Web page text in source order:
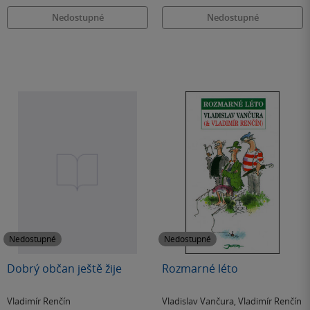
Nedostupné Nedostupné
Nedostupné
Dobrý občan ještě žije
Vladimír Renčín
Nedostupné
Rozmarné léto
Vladislav Vančura, Vladimír Renčín